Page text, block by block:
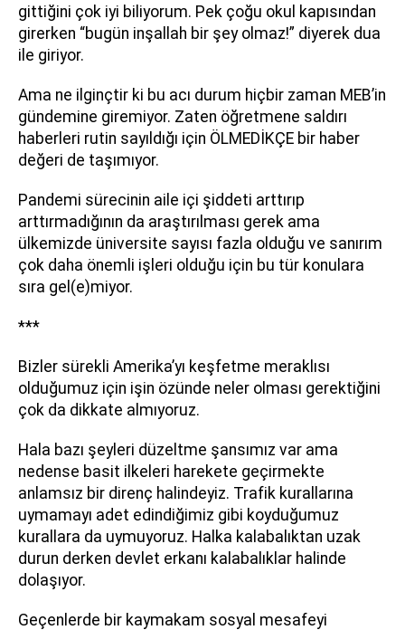
gittiğini çok iyi biliyorum. Pek çoğu okul kapısından
girerken “bugün inşallah bir şey olmaz!” diyerek dua
ile giriyor.
Ama ne ilginçtir ki bu acı durum hiçbir zaman MEB’in
gündemine giremiyor. Zaten öğretmene saldırı
haberleri rutin sayıldığı için ÖLMEDİKÇE bir haber
değeri de taşımıyor.
Pandemi sürecinin aile içi şiddeti arttırıp
arttırmadığının da araştırılması gerek ama
ülkemizde üniversite sayısı fazla olduğu ve sanırım
çok daha önemli işleri olduğu için bu tür konulara
sıra gel(e)miyor.
***
Bizler sürekli Amerika’yı keşfetme meraklısı
olduğumuz için işin özünde neler olması gerektiğini
çok da dikkate almıyoruz.
Hala bazı şeyleri düzeltme şansımız var ama
nedense basit ilkeleri harekete geçirmekte
anlamsız bir direnç halindeyiz. Trafik kurallarına
uymamayı adet edindiğimiz gibi koyduğumuz
kurallara da uymuyoruz. Halka kalabalıktan uzak
durun derken devlet erkanı kalabalıklar halinde
dolaşıyor.
Geçenlerde bir kaymakam sosyal mesafeyi